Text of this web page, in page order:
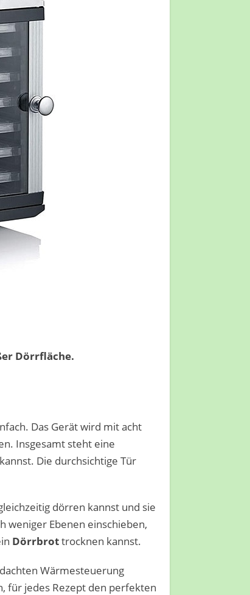
Dörrfläche.
Das Gerät wird mit acht
Insgesamt steht eine
Die durchsichtige Tür
dörren kannst und sie
weniger Ebenen einschieben,
Dörrbrottrocknen kannst.
Wärmesteuerung
für jedes Rezept den perfekten